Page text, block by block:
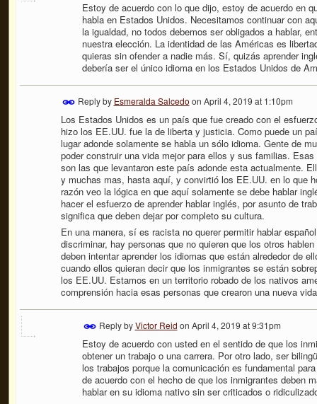
Estoy de acuerdo con lo que dijo, estoy de acuerdo en
habla en Estados Unidos. Necesitamos continuar con
la igualdad, no todos debemos ser obligados a hablar,
nuestra elección. La identidad de las Américas es
quieras sin ofender a nadie más. Sí, quizás aprender
debería ser el único idioma en los Estados Unidos de
Reply by Esmeralda Salcedo on April 4, 2019 at 1:10pm
Los Estados Unidos es un país que fue creado con el
hizo los EE.UU. fue la de liberta y justicia. Como puede un
lugar adonde solamente se habla un sólo idioma. Gente de
poder construir una vida mejor para ellos y sus familias.
son las que levantaron este país adonde esta actualmente.
y muchas mas, hasta aquí, y convirtió los EE.UU. en lo que
razón veo la lógica en que aquí solamente se debe hablar
hacer el esfuerzo de aprender hablar inglés, por asunto de
significa que deben dejar por completo su cultura.
En una manera, sí es racista no querer permitir hablar
discriminar, hay personas que no quieren que los otros
deben intentar aprender los idiomas que están alrededor de
cuando ellos quieran decir que los inmigrantes se están
los EE.UU. Estamos en un territorio robado de los nativos
comprensión hacia esas personas que crearon una nueva
Reply byVictor Reid on April 4, 2019 at 9:31pm
Estoy de acuerdo con usted en el sentido de que los
obtener un trabajo o una carrera. Por otro lado, ser
los trabajos porque la comunicación es fundamental
de acuerdo con el hecho de que los inmigrantes deben
hablar en su idioma nativo sin ser criticados o